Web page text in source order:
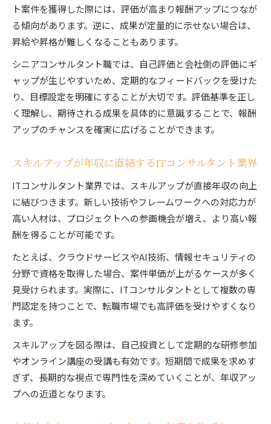
ト案件を獲得した際には、評価が高まり報酬アップにつなが
る傾向があります。逆に、成果が定量的に示せない場合は、
昇給や昇格が難しくなることもあります。
シニアコンサルタント職では、自己評価と会社側の評価にギ
ャップが生じやすいため、定期的なフィードバックを受けた
り、目標設定を明確にすることが大切です。評価基準を正し
く理解し、期待される成果を具体的に意識することで、報酬
アップのチャンスを確実に広げることができます。
スキルアップが年収に直結するITコンサルタント業界
ITコンサルタント業界では、スキルアップが直接年収の向上
に結びつきます。新しい技術やフレームワークへの対応力が
高い人材は、プロジェクトへの参画機会が増え、より高い報
酬を得ることが可能です。
たとえば、クラウドサービスやAI技術、情報セキュリティの
分野で資格を取得した場合、案件単価が上がるケースが多く
見受けられます。実際に、ITコンサルタントとして複数の専
門認定を持つことで、転職市場でも高評価を受けやすくなり
ます。
スキルアップを図る際は、自己投資として定期的な研修参加
やオンライン講座の受講も有効です。短期間で成果を求めす
ぎず、長期的な視点で専門性を深めていくことが、年収アッ
プへの近道となります。